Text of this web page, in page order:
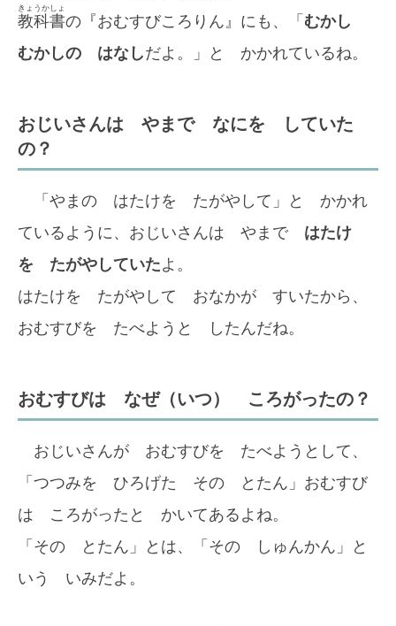
教科書
きょうかしょ
の『おむすびころりん』にも、「 むかし
むかしの はなしだよ。」と かかれているね。
おじいさんは やまで なにを していた
の？
「やまの はたけを たがやして」と かかれ
ているように、おじいさんは やまで はたけ
を たがやしていたよ。
はたけを たがやして おなかが すいたから、
おむすびを たべようと したんだね。
おむすびは なぜ（いつ） ころがったの？
おじいさんが おむすびを たべようとして、
「つつみを ひろげた その とたん」おむすび
は ころがったと かいてあるよね。
「その とたん」とは、「その しゅんかん」と
いう いみだよ。